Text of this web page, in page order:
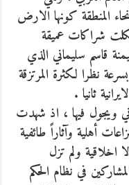
المنطقة كونها الارض
شراكات عميقة
قاسم سليماني الذي
نظرا لكثرة المرتزقة
ثانيا .
ويجول فيها ، اذ شهدت
أهلية وآثاراً طائفية
اخلاقية ولم تزل
في نظام الحكم